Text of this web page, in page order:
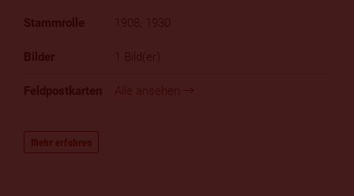
1908, 1930
1 Bild(er)
Alle ansehen
Mehr erfahren